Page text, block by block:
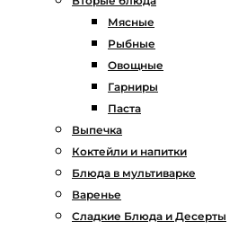
Мясные
Рыбные
Овощные
Гарниры
Паста
Выпечка
Коктейли и напитки
Блюда в мультиварке
Варенье
Сладкие Блюда и Десерты